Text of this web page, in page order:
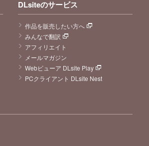
DLsiteのサービス
作品を販売したい方へ
みんなで翻訳
アフィリエイト
メールマガジン
Webビューア DLsite Play
PCクライアント DLsite Nest